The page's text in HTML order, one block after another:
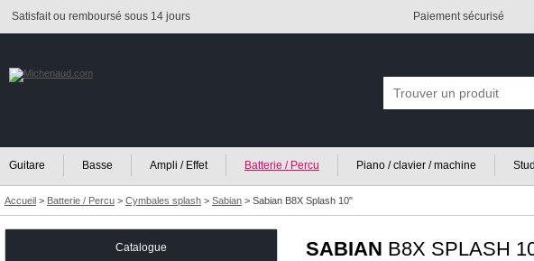
Satisfait ou remboursé sous 14 jours Paiement sécurisé
Guitare Basse Ampli / Effet Batterie / Percu Piano / clavier / machine
Accueil > Batterie / Percu > Cymbales splash > Sabian > Sabian B8X Splash 10"
SABIAN B8X SPLASH
Catalogue